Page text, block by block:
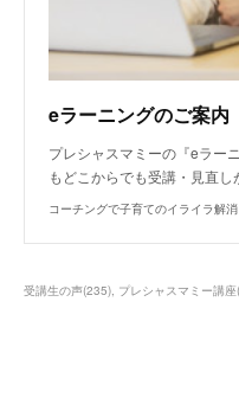
eラーニングのご案内
プレシャスマミーの『eラー
もどこからでも受講・見直
コーチングで子育てのイライラ解
受講生の声(235) プレシャスマミー講座(